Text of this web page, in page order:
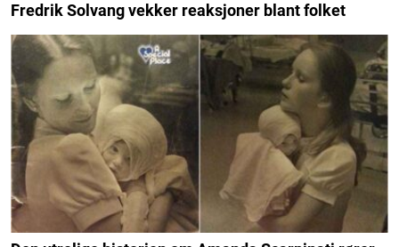
Fredrik Solvang vekker reaksjoner blant folket